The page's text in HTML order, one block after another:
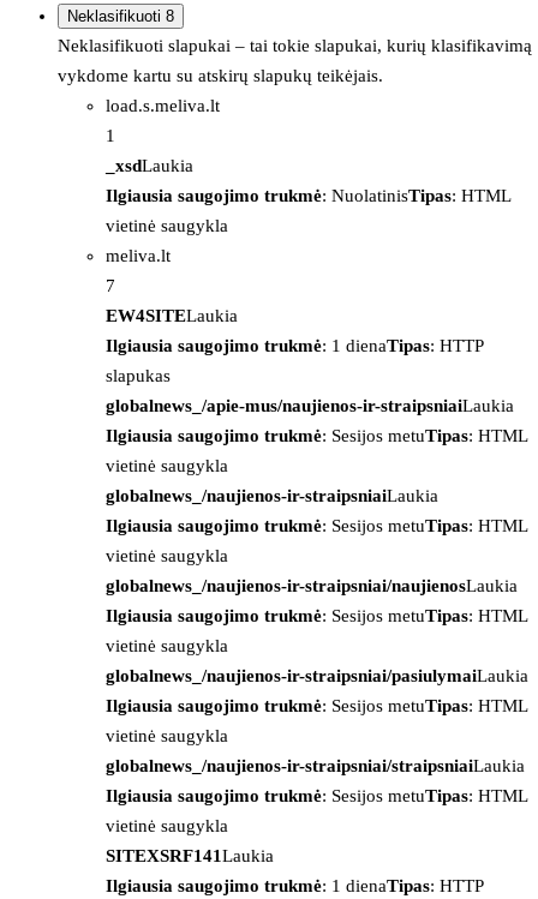
Neklasifikuoti 8
Neklasifikuoti slapukai – tai tokie slapukai, kurių klasifikavimą
vykdome kartu su atskirų slapukų teikėjais.
load.s.meliva.lt
1
_xsdLaukia
Ilgiausia saugojimo trukmė: NuolatinisTipas: HTML
vietinė saugykla
meliva.lt
7
EW4SITELaukia
Ilgiausia saugojimo trukmė: 1 dienaTipas: HTTP
slapukas
globalnews_/apie-mus/naujienos-ir-straipsniaiLaukia
Ilgiausia saugojimo trukmė: Sesijos metuTipas: HTML
vietinė saugykla
globalnews_/naujienos-ir-straipsniaiLaukia
Ilgiausia saugojimo trukmė: Sesijos metuTipas: HTML
vietinė saugykla
globalnews_/naujienos-ir-straipsniai/naujienosLaukia
Ilgiausia saugojimo trukmė: Sesijos metuTipas: HTML
vietinė saugykla
globalnews_/naujienos-ir-straipsniai/pasiulymaiLaukia
Ilgiausia saugojimo trukmė: Sesijos metuTipas: HTML
vietinė saugykla
globalnews_/naujienos-ir-straipsniai/straipsniaiLaukia
Ilgiausia saugojimo trukmė: Sesijos metuTipas: HTML
vietinė saugykla
SITEXSRF141Laukia
Ilgiausia saugojimo trukmė: 1 dienaTipas: HTTP